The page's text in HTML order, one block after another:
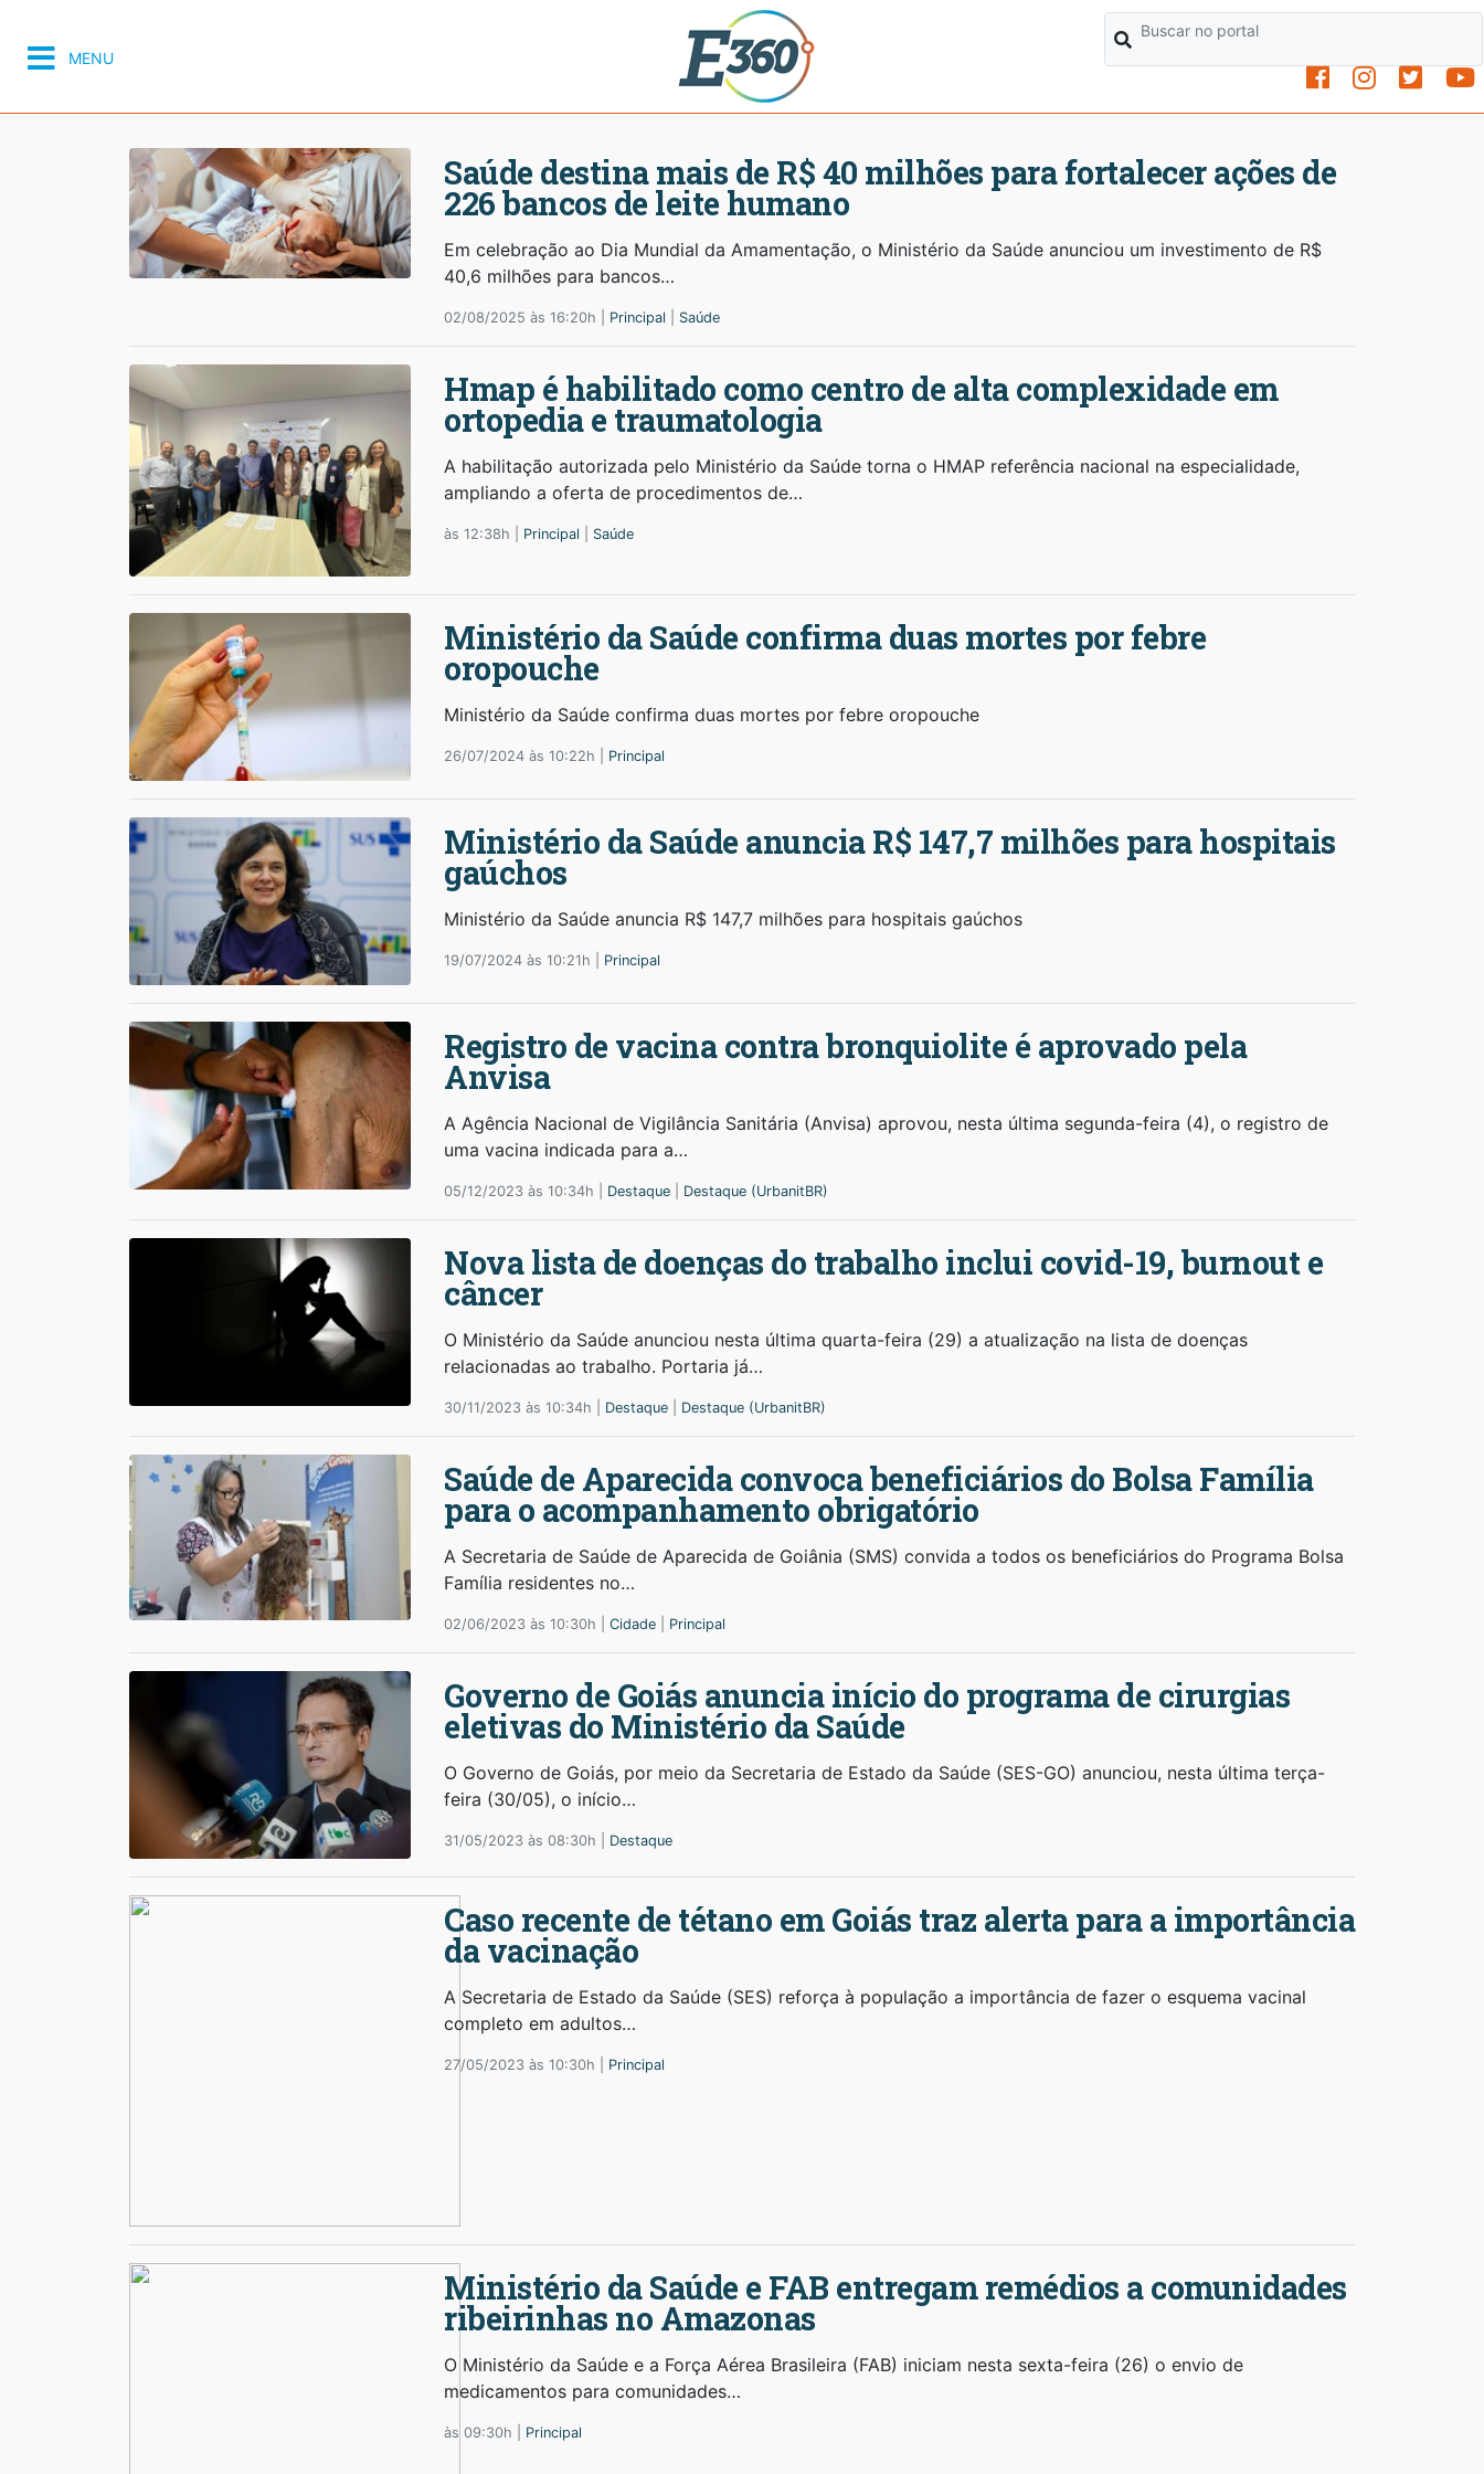
MENU
Saúde destina mais de R$ 40 milhões para fortalecer ações de
226 bancos de leite humano
Em celebração ao Dia Mundial da Amamentação, o Ministério da Saúde anunciou um investimento de R$
40,6 milhões para bancos…
02/08/2025 às 16:20h | Principal Saúde
Hmap é habilitado como centro de alta complexidade em
ortopedia e traumatologia
A habilitação autorizada pelo Ministério da Saúde torna o HMAP referência nacional na especialidade,
ampliando a oferta de procedimentos de…
às 12:38h | Principal Saúde
Ministério da Saúde confirma duas mortes por febre
oropouche
Ministério da Saúde confirma duas mortes por febre oropouche
26/07/2024 às 10:22h | Principal
Ministério da Saúde anuncia R$ 147,7 milhões para hospitais
gaúchos
Ministério da Saúde anuncia R$ 147,7 milhões para hospitais gaúchos
19/07/2024 às 10:21h | Principal
Registro de vacina contra bronquiolite é aprovado pela
Anvisa
A Agência Nacional de Vigilância Sanitária (Anvisa) aprovou, nesta última segunda-feira (4), o registro de
uma vacina indicada para a…
05/12/2023 às 10:34h | Destaque Destaque (UrbanitBR)
Nova lista de doenças do trabalho inclui covid-19, burnout e
câncer
O Ministério da Saúde anunciou nesta última quarta-feira (29) a atualização na lista de doenças
relacionadas ao trabalho. Portaria já…
30/11/2023 às 10:34h | Destaque Destaque (UrbanitBR)
Saúde de Aparecida convoca beneficiários do Bolsa Família
para o acompanhamento obrigatório
A Secretaria de Saúde de Aparecida de Goiânia (SMS) convida a todos os beneficiários do Programa Bolsa
Família residentes no…
02/06/2023 às 10:30h | Cidade Principal
Governo de Goiás anuncia início do programa de cirurgias
eletivas do Ministério da Saúde
O Governo de Goiás, por meio da Secretaria de Estado da Saúde (SES-GO) anunciou, nesta última terça-
feira (30/05), o início…
31/05/2023 às 08:30h | Destaque
Caso recente de tétano em Goiás traz alerta para a importância
da vacinação
A Secretaria de Estado da Saúde (SES) reforça à população a importância de fazer o esquema vacinal
completo em adultos…
27/05/2023 às 10:30h | Principal
Ministério da Saúde e FAB entregam remédios a comunidades
ribeirinhas no Amazonas
O Ministério da Saúde e a Força Aérea Brasileira (FAB) iniciam nesta sexta-feira (26) o envio de
medicamentos para comunidades…
às 09:30h | Principal